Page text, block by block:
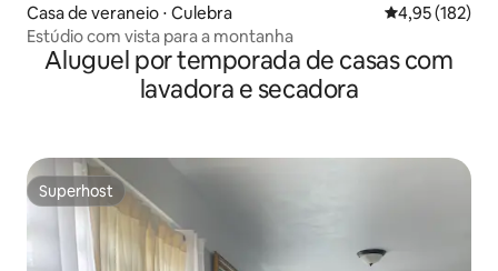
Casa de veraneio ⋅ Culebra 4,95 de uma
4,95 (182)
Estúdio com vista para a montanha
Aluguel por temporada de casas com
lavadora e secadora
Superhost
Superhost